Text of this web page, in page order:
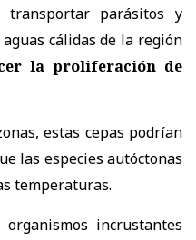
transportar parásitos y
cálidas de la región
la proliferación de
estas cepas podrían
las especies autóctonas
temperaturas.
incrustantes